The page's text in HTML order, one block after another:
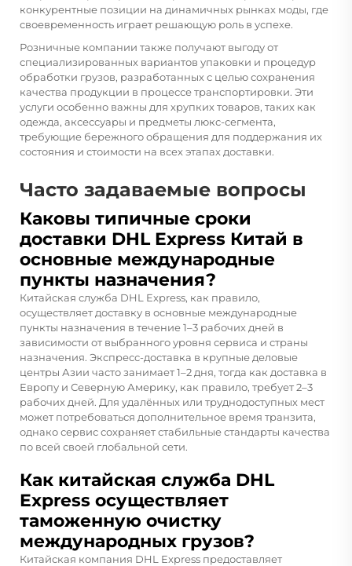
конкурентные позиции на динамичных рынках моды, где
своевременность играет решающую роль в успехе.
Розничные компании также получают выгоду от
специализированных вариантов упаковки и процедур
обработки грузов, разработанных с целью сохранения
качества продукции в процессе транспортировки. Эти
услуги особенно важны для хрупких товаров, таких как
одежда, аксессуары и предметы люкс-сегмента,
требующие бережного обращения для поддержания их
состояния и стоимости на всех этапах доставки.
Часто задаваемые вопросы
Каковы типичные сроки
доставки DHL Express Китай в
основные международные
пункты назначения?
Китайская служба DHL Express, как правило,
осуществляет доставку в основные международные
пункты назначения в течение 1–3 рабочих дней в
зависимости от выбранного уровня сервиса и страны
назначения. Экспресс-доставка в крупные деловые
центры Азии часто занимает 1–2 дня, тогда как доставка в
Европу и Северную Америку, как правило, требует 2–3
рабочих дней. Для удалённых или труднодоступных мест
может потребоваться дополнительное время транзита,
однако сервис сохраняет стабильные стандарты качества
по всей своей глобальной сети.
Как китайская служба DHL
Express осуществляет
таможенную очистку
международных грузов?
Китайская компания DHL Express предоставляет